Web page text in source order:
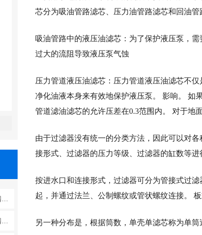
芯分为吸油管路滤芯、压力油管路滤芯和回油管
吸油管路中的液压油滤芯：为了保护液压泵，
过大的流阻导致液压泵气蚀
压力管道液压油滤芯：压力管道液压油滤芯不
净化油液本身来有效地保护液压泵。 影响。 如
管道滤油滤芯的允许压差在0.3范围内。 对于地
由于过滤器没有统一的分类方法，因此可以对
接形式、过滤器的压力等级、过滤器的缸数等进
按进水口和连接形式，过滤器可分为管接式过
起，并通过法兰、公制螺纹或管状螺纹连接。
另一种分布是，根据筒数，单壳单滤芯称为单